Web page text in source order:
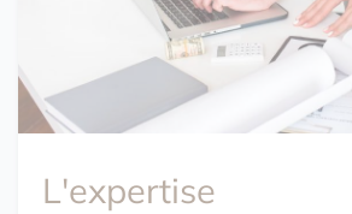
L'expertise